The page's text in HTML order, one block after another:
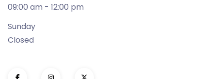
09:00 am - 12:00 pm
Sunday
Closed